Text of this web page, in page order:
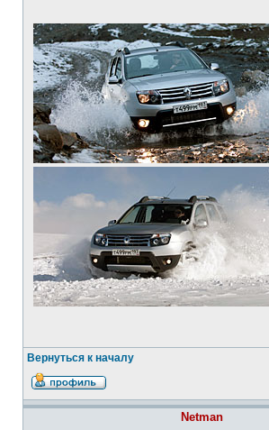
Вернуться к началу
Netman